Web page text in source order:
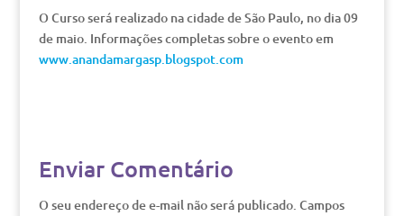
O Curso será realizado na cidade de São Paulo, no dia 09
de maio. Informações completas sobre o evento em
www.anandamargasp.blogspot.com
Enviar Comentário
O seu endereço de e-mail não será publicado. Campos